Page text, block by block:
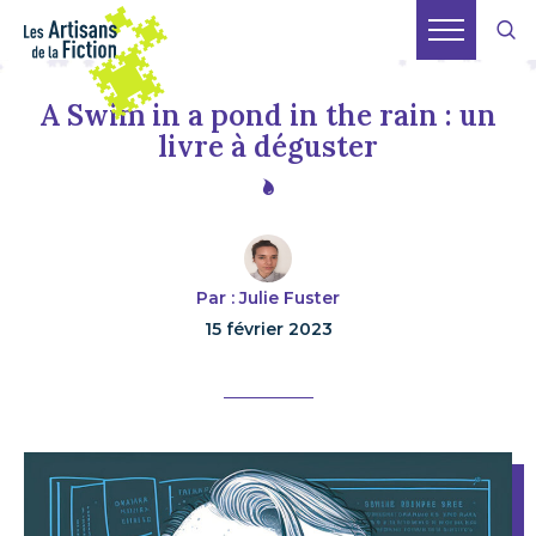
A Swim in a pond in the rain : un
livre à déguster
Par : Julie Fuster
15 février 2023